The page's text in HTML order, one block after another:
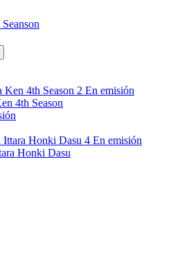
2 En emisión
4th Season
4 En emisión
Honki Dasu